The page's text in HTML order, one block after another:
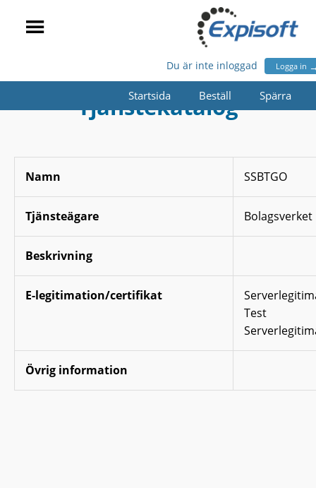
Du är inte inloggad Logga in
Startsida Beställ Spärra
Tjänstekatalog
Namn SSBTGO
Tjänsteägare Bolagsverket
Beskrivning
E-legitimation/certifikat
Test
Övrig information